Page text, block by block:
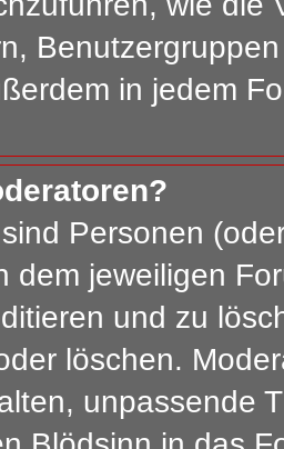
in jedem
Personen
dem jeweiligen
und zu
löschen.
unpassende